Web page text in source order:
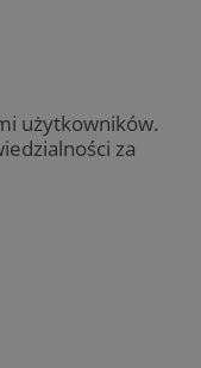
użytkowników.
za